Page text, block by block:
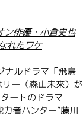
ン俳優・小倉史也
れたワケ
ナルドラマ「飛鳥
ー（森山未來）が
ートのドラマ
力者ハンター”藤川